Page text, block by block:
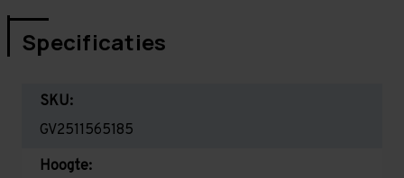
Specificaties
SKU:
GV2511565185
Hoogte: